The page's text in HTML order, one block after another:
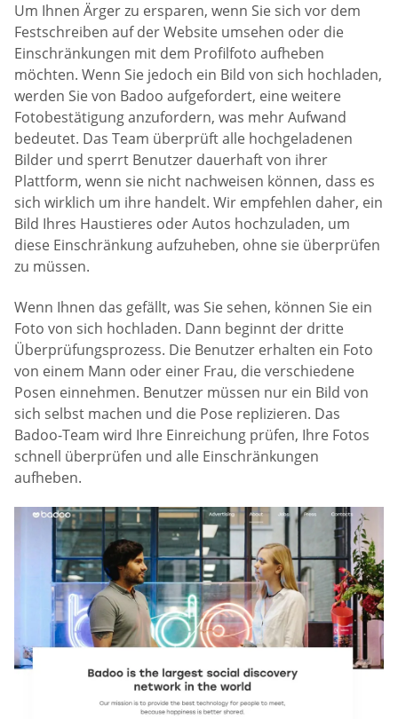
Um Ihnen Ärger zu ersparen, wenn Sie sich vor dem
Festschreiben auf der Website umsehen oder die
Einschränkungen mit dem Profilfoto aufheben
möchten. Wenn Sie jedoch ein Bild von sich hochladen,
werden Sie von Badoo aufgefordert, eine weitere
Fotobestätigung anzufordern, was mehr Aufwand
bedeutet. Das Team überprüft alle hochgeladenen
Bilder und sperrt Benutzer dauerhaft von ihrer
Plattform, wenn sie nicht nachweisen können, dass es
sich wirklich um ihre handelt. Wir empfehlen daher, ein
Bild Ihres Haustieres oder Autos hochzuladen, um
diese Einschränkung aufzuheben, ohne sie überprüfen
zu müssen.
Wenn Ihnen das gefällt, was Sie sehen, können Sie ein
Foto von sich hochladen. Dann beginnt der dritte
Überprüfungsprozess. Die Benutzer erhalten ein Foto
von einem Mann oder einer Frau, die verschiedene
Posen einnehmen. Benutzer müssen nur ein Bild von
sich selbst machen und die Pose replizieren. Das
Badoo-Team wird Ihre Einreichung prüfen, Ihre Fotos
schnell überprüfen und alle Einschränkungen
aufheben.